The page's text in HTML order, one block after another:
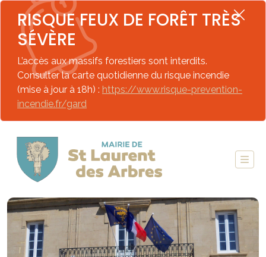
RISQUE FEUX DE FORÊT TRÈS
SÉVÈRE
L’accès aux massifs forestiers sont interdits.
Consulter la carte quotidienne du risque incendie
(mise à jour à 18h) : https://www.risque-prevention-
incendie.fr/gard